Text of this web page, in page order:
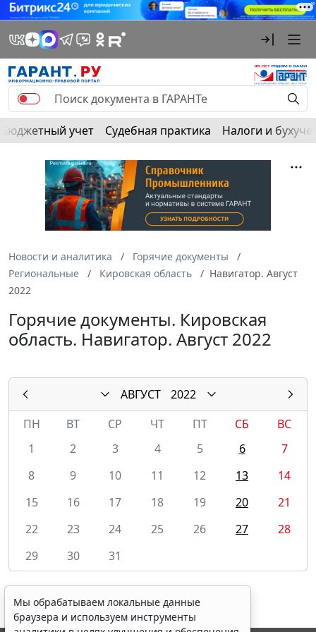
Бюджетный учет Судебная практика Налоги и
Новости и аналитика
Горячие документы
Региональные
Кировская область
Навигатор. Август
2022
Горячие документы. Кировская
область. Навигатор. Август 2022
АВГУСТ
2022
ПН
ВТ СР ЧТ ПТ СБ
ВС
1
2 3 4 5 6
7
8
9 10 11 12 13
14
15
16 17 18 19 20
21
22
23 24 25 26 27
28
29
30 31
Мы обрабатываем локальные данные
браузера и используем инструменты